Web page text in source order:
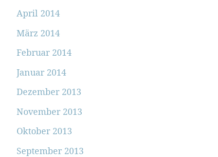
April 2014
März 2014
Februar 2014
Januar 2014
Dezember 2013
November 2013
Oktober 2013
September 2013